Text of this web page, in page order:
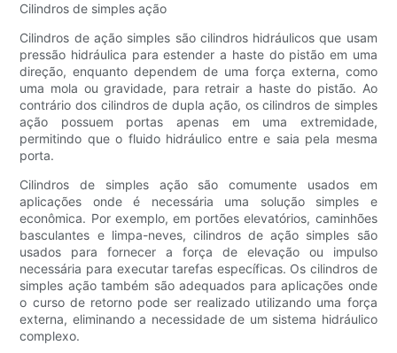
Cilindros de simples ação
Cilindros de ação simples são cilindros hidráulicos que usam
pressão hidráulica para estender a haste do pistão em uma
direção, enquanto dependem de uma força externa, como
uma mola ou gravidade, para retrair a haste do pistão. Ao
contrário dos cilindros de dupla ação, os cilindros de simples
ação possuem portas apenas em uma extremidade,
permitindo que o fluido hidráulico entre e saia pela mesma
porta.
Cilindros de simples ação são comumente usados ​​em
aplicações onde é necessária uma solução simples e
econômica. Por exemplo, em portões elevatórios, caminhões
basculantes e limpa-neves, cilindros de ação simples são
usados ​​para fornecer a força de elevação ou impulso
necessária para executar tarefas específicas. Os cilindros de
simples ação também são adequados para aplicações onde
o curso de retorno pode ser realizado utilizando uma força
externa, eliminando a necessidade de um sistema hidráulico
complexo.